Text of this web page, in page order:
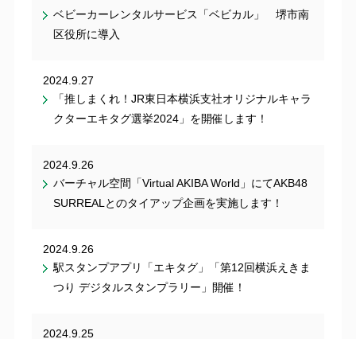
ベビーカーレンタルサービス「ベビカル」 堺市南
区役所に導入
2024.9.27
「推しまくれ！JR東日本横浜支社オリジナルキャラ
クターエキタグ選挙2024」を開催します！
2024.9.26
バーチャル空間「Virtual AKIBA World」にてAKB48
SURREALとのタイアップ企画を実施します！
2024.9.26
駅スタンプアプリ「エキタグ」「第12回横浜えきま
つり デジタルスタンプラリー」開催！
2024.9.25